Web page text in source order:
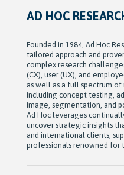
AD HOC
Founded in 1984, Ad Hoc
tailored approach and
complex research
(CX), user (UX), and
as well as a full spectrum of
including concept testing,
image, segmentation, and
Ad Hoc leverages
uncover strategic insights
and international clients,
professionals renowned for